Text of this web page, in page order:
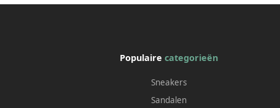
Populairecategorieën
Sneakers
Sandalen